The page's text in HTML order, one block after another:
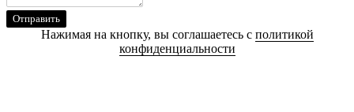
Отправить
Нажимая на кнопку, вы соглашаетесь с политикой
конфиденциальности